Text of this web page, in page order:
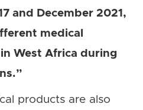
and December 2021,
medical
West Africa during
products are also